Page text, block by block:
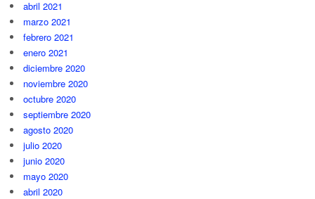
abril 2021
marzo 2021
febrero 2021
enero 2021
diciembre 2020
noviembre 2020
octubre 2020
septiembre 2020
agosto 2020
julio 2020
junio 2020
mayo 2020
abril 2020